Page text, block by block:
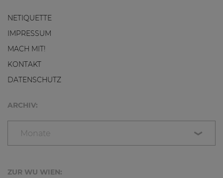
NETIQUETTE
IMPRESSUM
MACH MIT!
KONTAKT
DATENSCHUTZ
ARCHIV:
Monate
ZUR WU WIEN: